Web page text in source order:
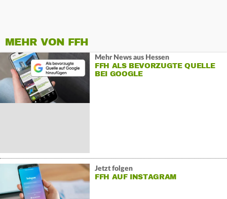
MEHR VON FFH
Mehr News aus Hessen
FFH ALS BEVORZUGTE QUELLE
BEI GOOGLE
Jetzt folgen
FFH AUF INSTAGRAM